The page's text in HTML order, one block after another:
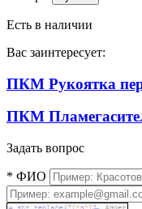
Есть в наличии
Вас заинтересует:
ПКМ Рукоятка
ПКМ
Задать вопрос
* ФИО